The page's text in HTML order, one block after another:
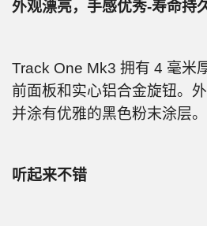
外观漂亮，手感优秀-寿命持
Track One Mk3 拥有 4 毫米
前面板和实心铝合金旋钮。
并涂有优雅的黑色粉末涂层。
听起来不错